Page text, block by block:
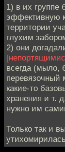
1) в их группе
эффективную
территории
глухим
2) они
всегда (мыло,
перевязочный
какие-то
хранения и т.
нужно им
Только так и